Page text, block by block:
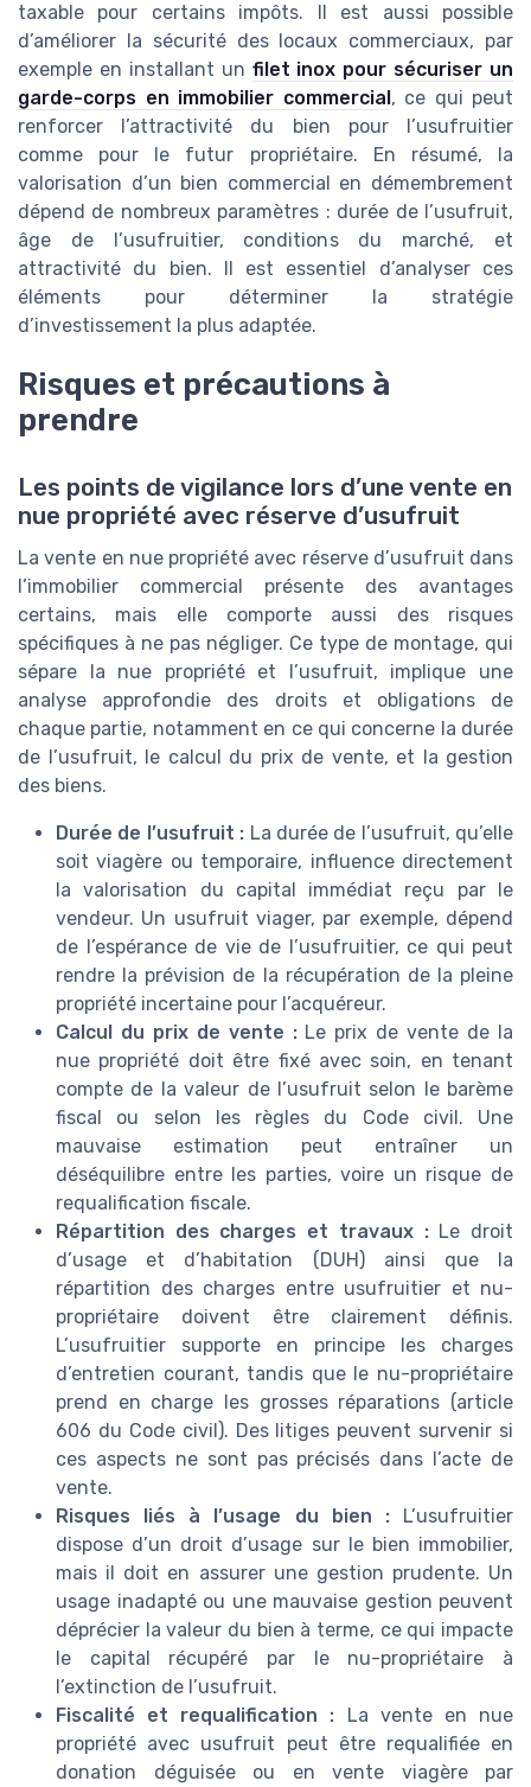
taxable pour certains impôts. Il est aussi possible
d’améliorer la sécurité des locaux commerciaux, par
exemple en installant un filet inox pour sécuriser un
garde-corps en immobilier commercial , ce qui peut
renforcer l’attractivité du bien pour l’usufruitier
comme pour le futur propriétaire. En résumé, la
valorisation d’un bien commercial en démembrement
dépend de nombreux paramètres : durée de l’usufruit,
âge de l’usufruitier, conditions du marché, et
attractivité du bien. Il est essentiel d’analyser ces
éléments pour déterminer la stratégie
d’investissement la plus adaptée.
Risques et précautions à
prendre
Les points de vigilance lors d’une vente en
nue propriété avec réserve d’usufruit
La vente en nue propriété avec réserve d’usufruit dans
l’immobilier commercial présente des avantages
certains, mais elle comporte aussi des risques
spécifiques à ne pas négliger. Ce type de montage, qui
sépare la nue propriété et l’usufruit, implique une
analyse approfondie des droits et obligations de
chaque partie, notamment en ce qui concerne la durée
de l’usufruit, le calcul du prix de vente, et la gestion
des biens.
Durée de l’usufruit : La durée de l’usufruit, qu’elle
soit viagère ou temporaire, influence directement
la valorisation du capital immédiat reçu par le
vendeur. Un usufruit viager, par exemple, dépend
de l’espérance de vie de l’usufruitier, ce qui peut
rendre la prévision de la récupération de la pleine
propriété incertaine pour l’acquéreur.
Calcul du prix de vente :Le prix de vente de la
nue propriété doit être fixé avec soin, en tenant
compte de la valeur de l’usufruit selon le barème
fiscal ou selon les règles du Code civil. Une
mauvaise estimation peut entraîner un
déséquilibre entre les parties, voire un risque de
requalification fiscale.
Répartition des charges et travaux :Le droit
d’usage et d’habitation (DUH) ainsi que la
répartition des charges entre usufruitier et nu-
propriétaire doivent être clairement définis.
L’usufruitier supporte en principe les charges
d’entretien courant, tandis que le nu-propriétaire
prend en charge les grosses réparations (article
606 du Code civil). Des litiges peuvent survenir si
ces aspects ne sont pas précisés dans l’acte de
vente.
Risques liés à l’usage du bien :L’usufruitier
dispose d’un droit d’usage sur le bien immobilier,
mais il doit en assurer une gestion prudente. Un
usage inadapté ou une mauvaise gestion peuvent
déprécier la valeur du bien à terme, ce qui impacte
le capital récupéré par le nu-propriétaire à
l’extinction de l’usufruit.
Fiscalité et requalification : La vente en nue
propriété avec usufruit peut être requalifiée en
donation déguisée ou en vente viagère par